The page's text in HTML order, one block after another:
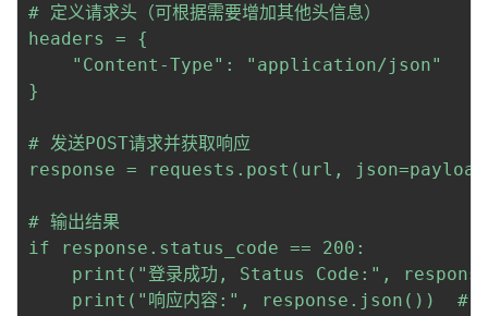
# 定义请求头（可根据需要增加其他头信息）
headers = {
    "Content-Type": "application/json"
}
# 发送POST请求并获取响应
response = requests.post(url,
# 输出结果
if response.status_code == 200:
print("登录成功, Status Code:",
print("响应内容:", response.json())  # 假